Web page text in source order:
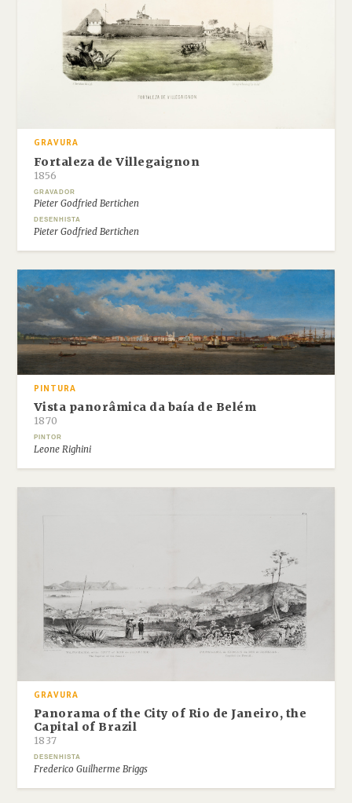
GRAVURA
Fortaleza de Villegaignon
1856
GRAVADOR
Pieter Godfried Bertichen
DESENHISTA
Pieter Godfried Bertichen
PINTURA
Vista panorâmica da baía de Belém
1870
PINTOR
Leone Righini
GRAVURA
Panorama of the City of Rio de Janeiro, the
Capital of Brazil
1837
DESENHISTA
Frederico Guilherme Briggs